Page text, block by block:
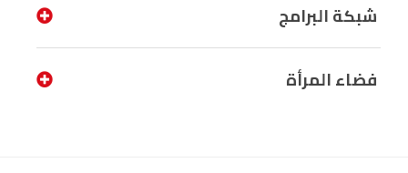
شبكة البرامج
فضاء المرأة